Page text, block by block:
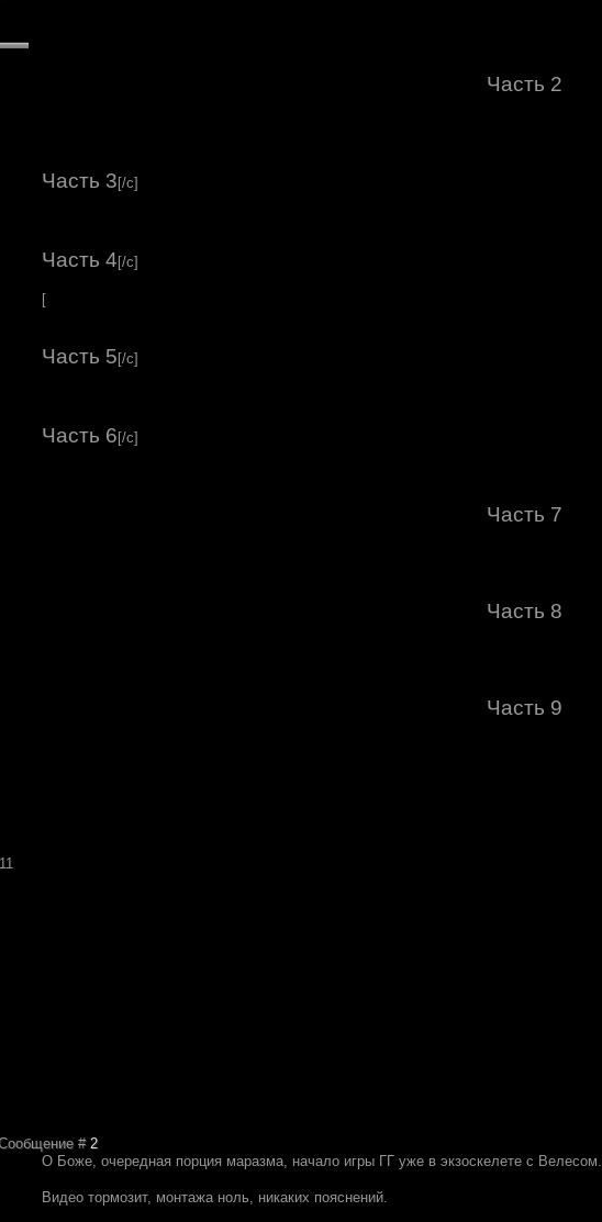
Часть 2
Часть 3 [/c]
Часть 4 [/c]
[
Часть 5 [/c]
Часть 6 [/c]
Часть 7
Часть 8
Часть 9
# 2
О Боже, очередная порция маразма, начало игры ГГ уже в экзоскелете с Велесом.
Видео тормозит, монтажа ноль, никаких пояснений.